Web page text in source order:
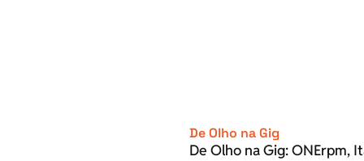
De Olho na Gig
De Olho na Gig: ONErpm,